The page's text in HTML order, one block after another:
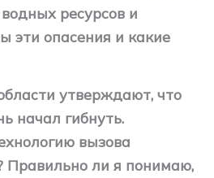
ресурсов и
эти опасения и какие
утверждают, что
начал гибнуть.
вызова
Правильно ли я понимаю,